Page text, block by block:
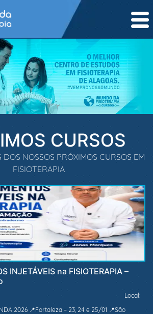
CURSOS
NOSSOS PRÓXIMOS CURSOS EM
FISIOTERAPIA
INJETÁVEIS na FISIOTERAPIA –
Local:
2026 📍Fortaleza – 23, 24 e 25/01 📍São